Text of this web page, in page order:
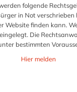
folgende
in Not
Website finden kann.
Die
bestimmten
Hier melden